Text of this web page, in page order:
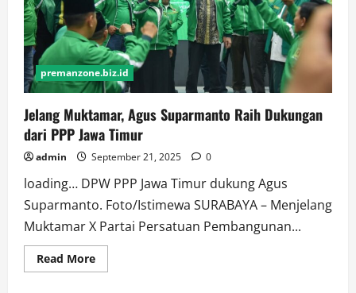
premanzone.biz.id
Jelang Muktamar, Agus Suparmanto Raih Dukungan
dari PPP Jawa Timur
admin September 21, 2025 0
loading… DPW PPP Jawa Timur dukung Agus
Suparmanto. Foto/Istimewa SURABAYA – Menjelang
Muktamar X Partai Persatuan Pembangunan...
Read MoreRead
more